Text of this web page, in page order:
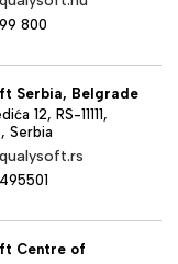
800
Serbia, Belgrade
12, RS-11111,
Serbia
Centre of